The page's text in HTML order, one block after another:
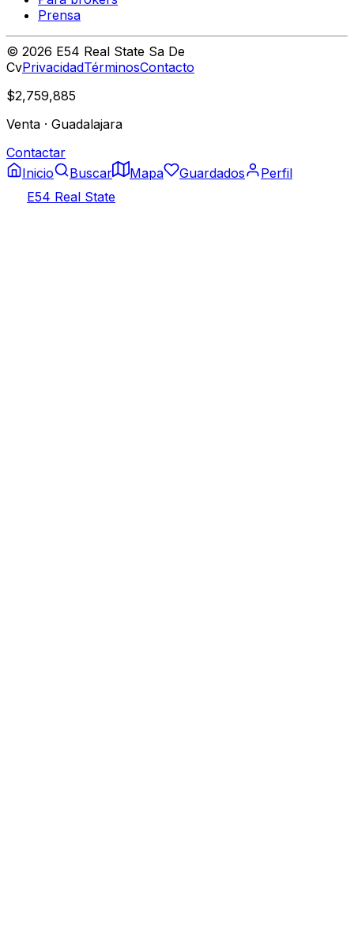
Prensa
© 2026 E54 Real State Sa De
CvPrivacidadTérminosContacto
$2,759,885
Venta · Guadalajara
Contactar
Inicio
Buscar Mapa Guardados
Perfil
E54 Real State